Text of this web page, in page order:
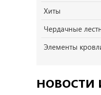
Хиты
Чердачные
Элементы
НОВОСТИ